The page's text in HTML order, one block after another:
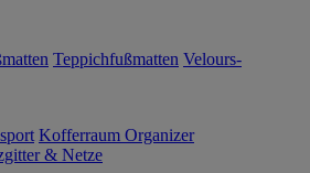
Teppichfußmatten Velours-
Kofferraum Organizer
& Netze